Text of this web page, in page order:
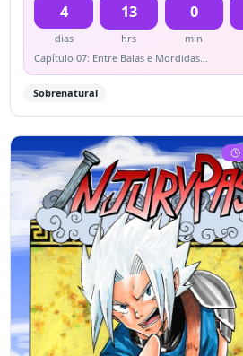
4
dias
13
hrs
0
min
Capítulo 07: Entre Balas e Mordidas...
Sobrenatural